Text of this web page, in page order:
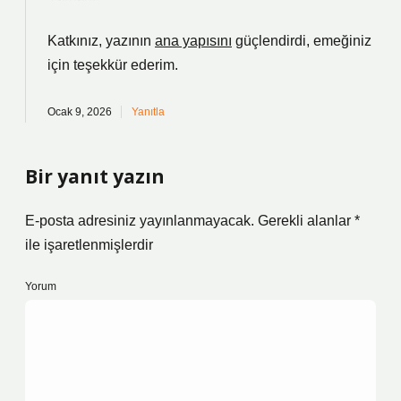
Katkınız, yazının ana yapısını güçlendirdi, emeğiniz
için teşekkür ederim.
Ocak 9, 2026 Yanıtla
Bir yanıt yazın
E-posta adresiniz yayınlanmayacak. Gerekli alanlar *
ile işaretlenmişlerdir
Yorum